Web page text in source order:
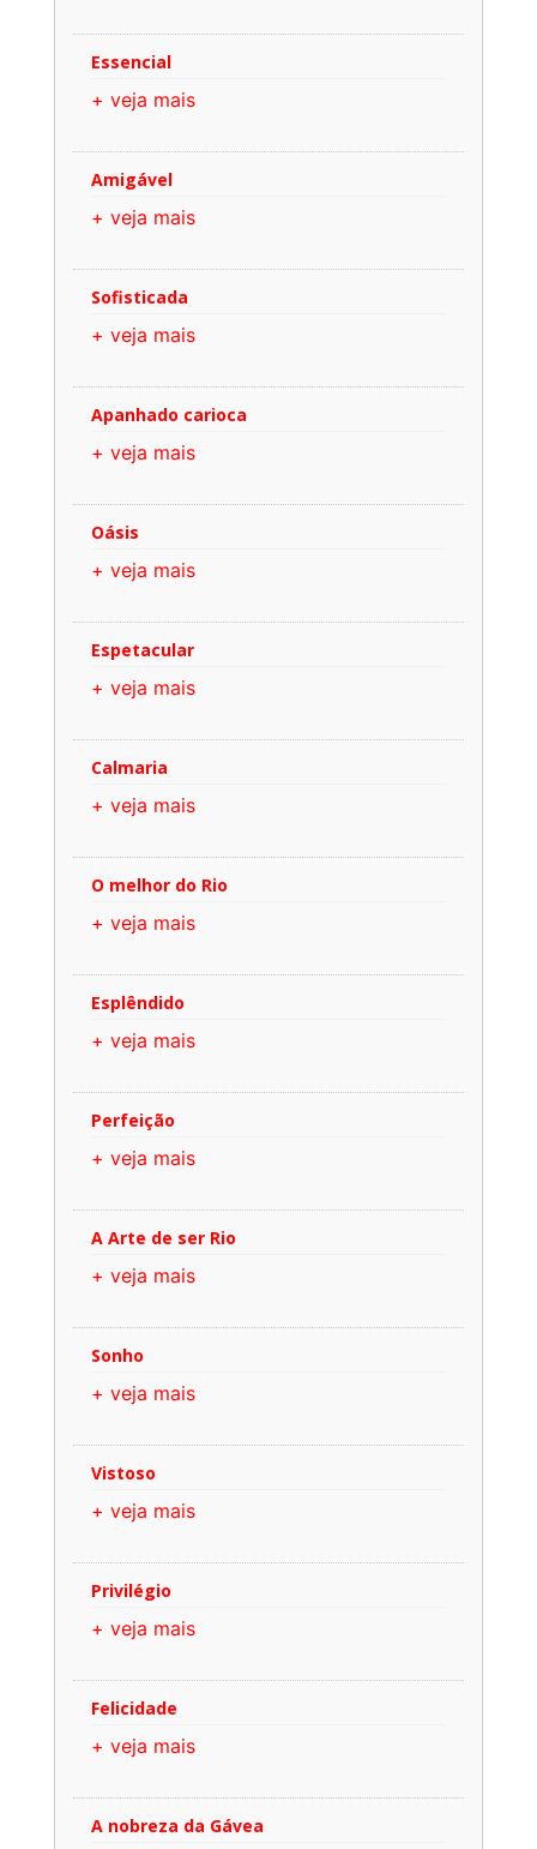
Essencial
+ veja mais
Amigável
+ veja mais
Sofisticada
+ veja mais
Apanhado carioca
+ veja mais
Oásis
+ veja mais
Espetacular
+ veja mais
Calmaria
+ veja mais
O melhor do Rio
+ veja mais
Esplêndido
+ veja mais
Perfeição
+ veja mais
A Arte de ser Rio
+ veja mais
Sonho
+ veja mais
Vistoso
+ veja mais
Privilégio
+ veja mais
Felicidade
+ veja mais
A nobreza da Gávea